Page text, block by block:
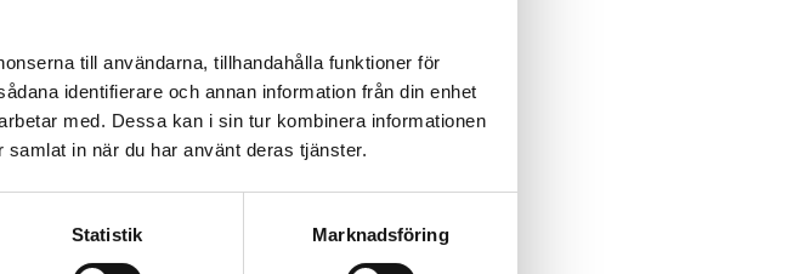
till användarna, tillhandahålla funktioner för
identifierare och annan information från din enhet
med. Dessa kan i sin tur kombinera informationen
in när du har använt deras tjänster.
Statistik Marknadsföring